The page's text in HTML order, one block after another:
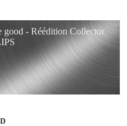
- Réédition Collector